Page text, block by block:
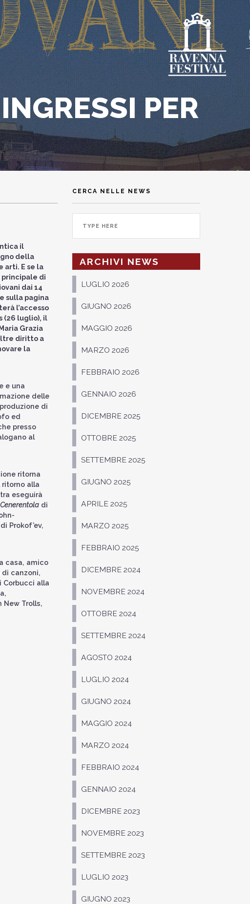
PER
il
della
arti. E se la
di
dai 14
sulla pagina
l’accesso
(26 luglio), il
Grazia
diritto a
la
e una
delle
di
ed
presso
al
ritorna
ritorno alla
eseguirà
Cenerentola di
Prokof’ev,
casa, amico
di canzoni,
alla
New Trolls,
CERCA NELLE NEWS
ARCHIVI NEWS
LUGLIO 2026
GIUGNO 2026
MAGGIO 2026
MARZO 2026
FEBBRAIO 2026
GENNAIO 2026
DICEMBRE 2025
OTTOBRE 2025
SETTEMBRE 2025
GIUGNO 2025
APRILE 2025
MARZO 2025
FEBBRAIO 2025
DICEMBRE 2024
NOVEMBRE 2024
OTTOBRE 2024
SETTEMBRE 2024
AGOSTO 2024
LUGLIO 2024
GIUGNO 2024
MAGGIO 2024
MARZO 2024
FEBBRAIO 2024
GENNAIO 2024
DICEMBRE 2023
NOVEMBRE 2023
SETTEMBRE 2023
LUGLIO 2023
GIUGNO 2023